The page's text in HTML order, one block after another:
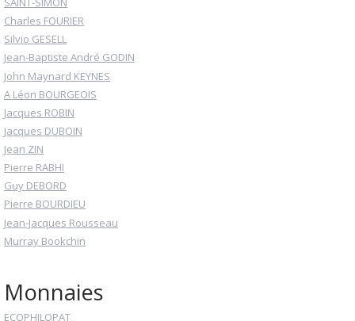
Charles FOURIER
Silvio GESELL
Jean-Baptiste André GODIN
John Maynard KEYNES
A Léon BOURGEOIS
Jacques ROBIN
Jacques DUBOIN
Jean ZIN
Pierre RABHI
Guy DEBORD
Pierre BOURDIEU
Jean-Jacques Rousseau
Murray Bookchin
Monnaies
ECOPHILOPAT